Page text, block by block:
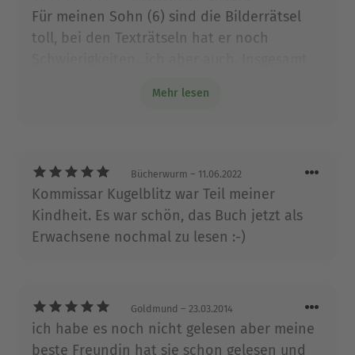
Über Ursel Scheffler
Ursel Scheffler wurde in Nürnberg geboren und
studierte Sprachen und Literatur in München. Ihr
Bücher veröffentlicht, die man in 20
Ausblenden
Für meinen Sohn (6) sind die Bilderrätsel
toll, bei den Texträtseln hat er noch
Mehr lesen
Bücherwurm – 11.06.2022
Kommissar Kugelblitz war Teil meiner
Kindheit. Es war schön, das Buch jetzt als
Erwachsene nochmal zu lesen :-)
Goldmund – 23.03.2014
ich habe es noch nicht gelesen aber meine
beste Freundin hat sie schon gelesen und